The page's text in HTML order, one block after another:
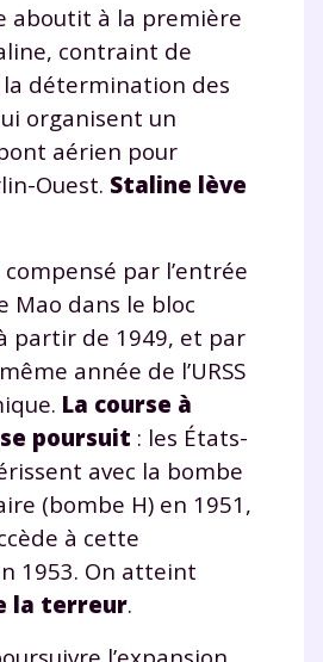
aboutit à la première
contraint de
détermination des
organisent un
aérien pour
Ouest. Staline lève
par l’entrée
Mao dans le bloc
partir de 1949, et par
année de l’URSS
La course à
poursuit : les États-
avec la bombe
(bombe H) en 1951,
à cette
1953. On atteint
la terreur.
progresser
votre
scolaire ?
notre
de soutien
et vidéos , exercices
de révisions
aux parents